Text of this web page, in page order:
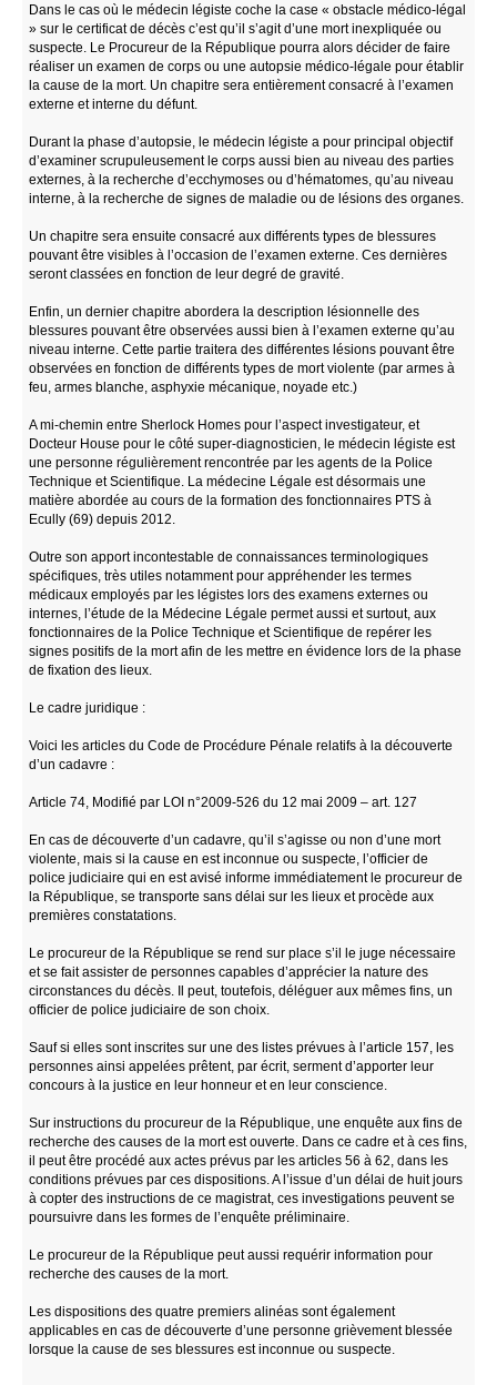
Dans le cas où le médecin légiste coche la case « obstacle médico-légal
» sur le certificat de décès c’est qu’il s’agit d’une mort inexpliquée ou
suspecte. Le Procureur de la République pourra alors décider de faire
réaliser un examen de corps ou une autopsie médico-légale pour établir
la cause de la mort. Un chapitre sera entièrement consacré à l’examen
externe et interne du défunt.
Durant la phase d’autopsie, le médecin légiste a pour principal objectif
d’examiner scrupuleusement le corps aussi bien au niveau des parties
externes, à la recherche d’ecchymoses ou d’hématomes, qu’au niveau
interne, à la recherche de signes de maladie ou de lésions des organes.
Un chapitre sera ensuite consacré aux différents types de blessures
pouvant être visibles à l’occasion de l’examen externe. Ces dernières
seront classées en fonction de leur degré de gravité.
Enfin, un dernier chapitre abordera la description lésionnelle des
blessures pouvant être observées aussi bien à l’examen externe qu’au
niveau interne. Cette partie traitera des différentes lésions pouvant être
observées en fonction de différents types de mort violente (par armes à
feu, armes blanche, asphyxie mécanique, noyade etc.)
A mi-chemin entre Sherlock Homes pour l’aspect investigateur, et
Docteur House pour le côté super-diagnosticien, le médecin légiste est
une personne régulièrement rencontrée par les agents de la Police
Technique et Scientifique. La médecine Légale est désormais une
matière abordée au cours de la formation des fonctionnaires PTS à
Ecully (69) depuis 2012.
Outre son apport incontestable de connaissances terminologiques
spécifiques, très utiles notamment pour appréhender les termes
médicaux employés par les légistes lors des examens externes ou
internes, l’étude de la Médecine Légale permet aussi et surtout, aux
fonctionnaires de la Police Technique et Scientifique de repérer les
signes positifs de la mort afin de les mettre en évidence lors de la phase
de fixation des lieux.
Le cadre juridique :
Voici les articles du Code de Procédure Pénale relatifs à la découverte
d’un cadavre :
Article 74, Modifié par LOI n°2009-526 du 12 mai 2009 – art. 127
En cas de découverte d’un cadavre, qu’il s’agisse ou non d’une mort
violente, mais si la cause en est inconnue ou suspecte, l’officier de
police judiciaire qui en est avisé informe immédiatement le procureur de
la République, se transporte sans délai sur les lieux et procède aux
premières constatations.
Le procureur de la République se rend sur place s’il le juge nécessaire
et se fait assister de personnes capables d’apprécier la nature des
circonstances du décès. Il peut, toutefois, déléguer aux mêmes fins, un
officier de police judiciaire de son choix.
Sauf si elles sont inscrites sur une des listes prévues à l’article 157, les
personnes ainsi appelées prêtent, par écrit, serment d’apporter leur
concours à la justice en leur honneur et en leur conscience.
Sur instructions du procureur de la République, une enquête aux fins de
recherche des causes de la mort est ouverte. Dans ce cadre et à ces fins,
il peut être procédé aux actes prévus par les articles 56 à 62, dans les
conditions prévues par ces dispositions. A l’issue d’un délai de huit jours
à copter des instructions de ce magistrat, ces investigations peuvent se
poursuivre dans les formes de l’enquête préliminaire.
Le procureur de la République peut aussi requérir information pour
recherche des causes de la mort.
Les dispositions des quatre premiers alinéas sont également
applicables en cas de découverte d’une personne grièvement blessée
lorsque la cause de ses blessures est inconnue ou suspecte.